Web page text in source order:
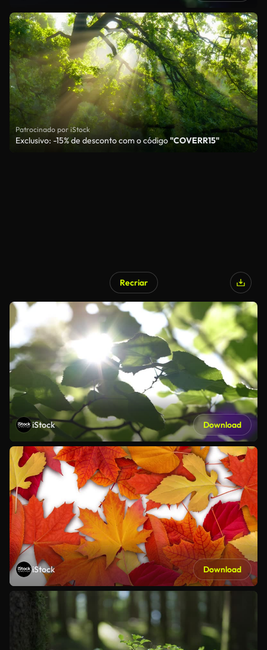
Patrocinado por iStock
Exclusivo: -15% de desconto com o código"COVERR15"
Recriar
iStock Download
iStock Download